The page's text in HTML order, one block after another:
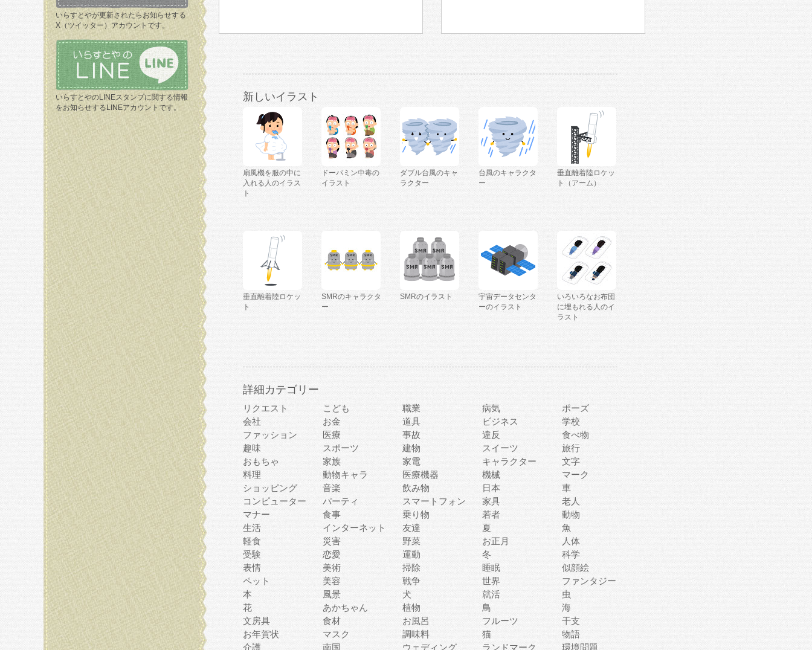
いらすとやが更新されたらお知らせする
X（ツイッター）アカウントです。
いらすとやのLINEスタンプに関する情報
をお知らせするLINEアカウントです。
新しいイラスト
扇風機を服の中に
入れる人のイラス
ト
ドーパミン中毒の
イラスト
ダブル台風のキャ
ラクター
台風のキャラクタ
ー
垂直離着陸ロケッ
ト（アーム）
垂直離着陸ロケッ
ト
SMRのキャラクタ
ー
SMRのイラスト
宇宙データセンタ
ーのイラスト
いろいろなお布団
に埋もれる人のイ
ラスト
詳細カテゴリー
リクエスト こども 職業 病気
ポーズ
会社
お金 道具 ビジネス
学校
ファッション
医療 事故 違反
食べ物
趣味
スポーツ 建物 スイーツ
旅行
おもちゃ
家族 家電 キャラクター
文字
料理
動物キャラ 医療機器 機械
マーク
ショッピング
音楽 飲み物 日本
車
コンピューター
パーティ スマートフォン 家具
老人
マナー
食事 乗り物 若者
動物
生活
インターネット 友達 夏
魚
軽食
災害 野菜 お正月
人体
受験
恋愛 運動 冬
科学
表情
美術 掃除 睡眠
似顔絵
ペット
美容 戦争 世界
ファンタジー
本
風景 犬 就活
虫
花
あかちゃん 植物 鳥
海
文房具
食材 お風呂 フルーツ
干支
お年賀状
マスク 調味料 猫
物語
介護
南国 ウェディング ランドマーク 環境問題